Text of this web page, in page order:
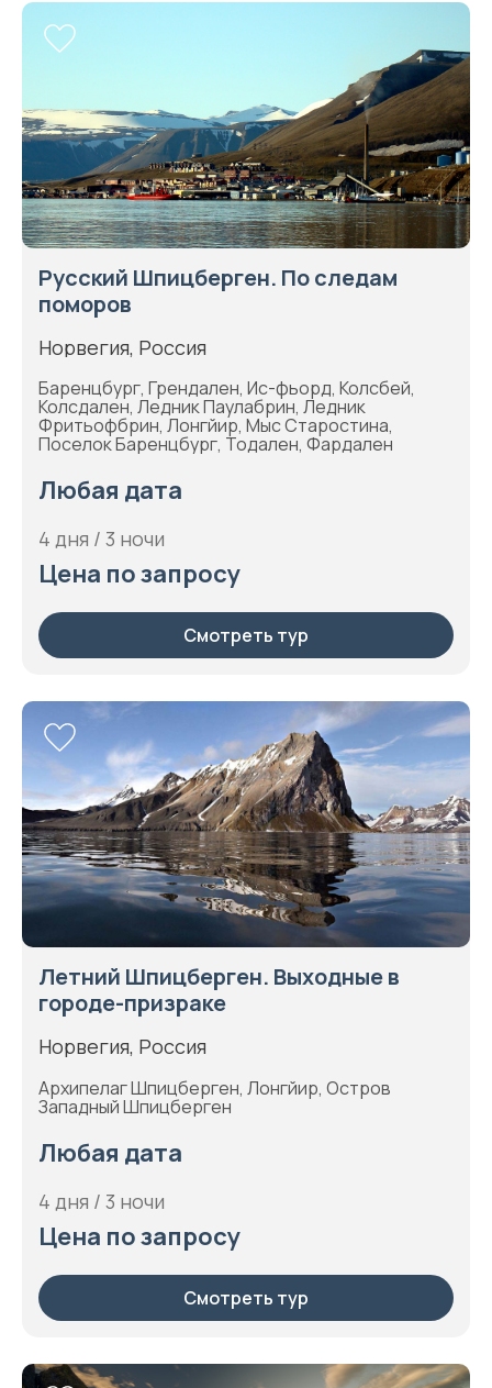
Русский Шпицберген. По следам
поморов
Норвегия, Россия
Баренцбург, Грендален, Ис-фьорд, Колсбей,
Колсдален, Ледник Паулабрин, Ледник
Фритьофбрин, Лонгйир, Мыс Старостина,
Поселок Баренцбург, Тодален, Фардален
Любая дата
4 дня / 3 ночи
Цена по запросу
Смотреть тур
Летний Шпицберген. Выходные в
городе-призраке
Норвегия, Россия
Архипелаг Шпицберген, Лонгйир, Остров
Западный Шпицберген
Любая дата
4 дня / 3 ночи
Цена по запросу
Смотреть тур